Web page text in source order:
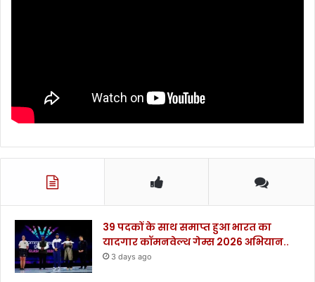
39 पदकों के साथ समाप्त हुआ भारत का
यादगार कॉमनवेल्थ गेम्स 2026 अभियान..
3 days ago